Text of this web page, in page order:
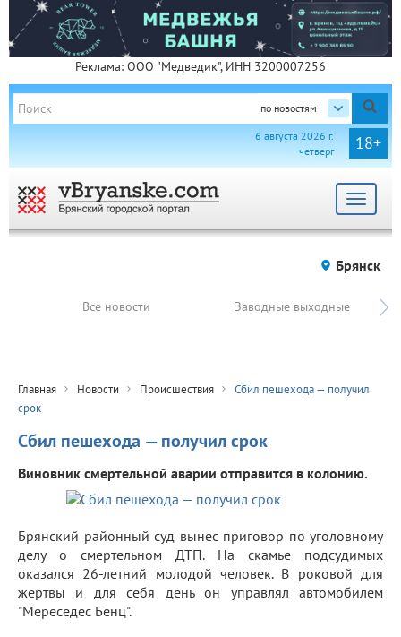
Реклама: ООО "Медведик", ИНН 3200007256
по новостям
18+
6 августа 2026 г.
четверг
Toggle
Брянск
Все новости Заводные выходные
Главная Новости Происшествия
Сбил пешехода — получил
срок
Сбил пешехода — получил срок
Виновник смертельной аварии отправится в колонию.
Брянский районный суд вынес приговор по уголовному
делу о смертельном ДТП. На скамье подсудимых
оказался 26-летний молодой человек. В роковой для
жертвы и для себя день он управлял автомобилем
"Мереседес Бенц".